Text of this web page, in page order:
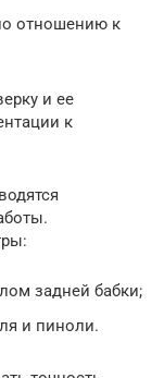
отношению к
и ее
к
задней бабки;
и пиноли.